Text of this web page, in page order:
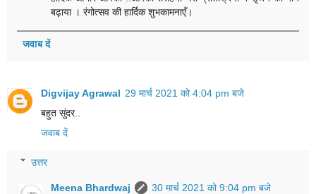
बढ़ाया । रंगोत्सव की हार्दिक शुभकामनाएँ।
जवाब दें
Digvijay Agrawal 29 मार्च 2021 को 4:04 pm बजे
बहुत सुंदर..
जवाब दें
उत्तर
Meena Bhardwaj
30 मार्च 2021 को 9:04 pm बजे